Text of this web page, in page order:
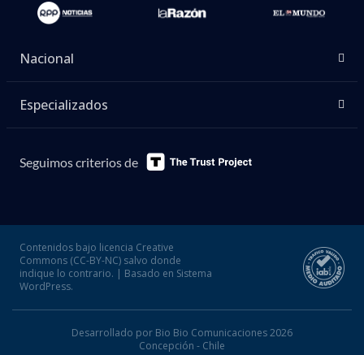
Nacional
Especializados
Seguimos criterios de
Contenidos bajo licencia Creative
Commons (CC-BY-NC) salvo donde
indique lo contrario. | Basado en Sistema
WordPress.
Desarrollado por Bio Bio Comunicaciones 2026
Concepción - Chile